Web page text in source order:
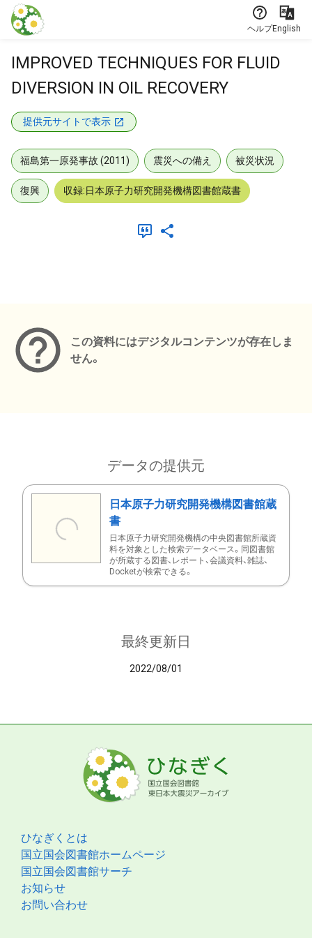
本文に飛ぶ
ヘルプEnglish
IMPROVED TECHNIQUES FOR FLUID
DIVERSION IN OIL RECOVERY
提供元サイトで表示
福島第一原発事故 (2011) 震災への備え 被災状況
復興 収録:日本原子力研究開発機構図書館蔵書
この資料にはデジタルコンテンツが存在しま
せん。
データの提供元
日本原子力研究開発機構図書館蔵
書
日本原子力研究開発機構の中央図書館所蔵資
料を対象とした検索データベース。同図書館
が所蔵する図書、レポート、会議資料、雑誌、
Docketが検索できる。
最終更新日
2022/08/01
ひなぎくとは
国立国会図書館ホームページ
国立国会図書館サーチ
お知らせ
お問い合わせ